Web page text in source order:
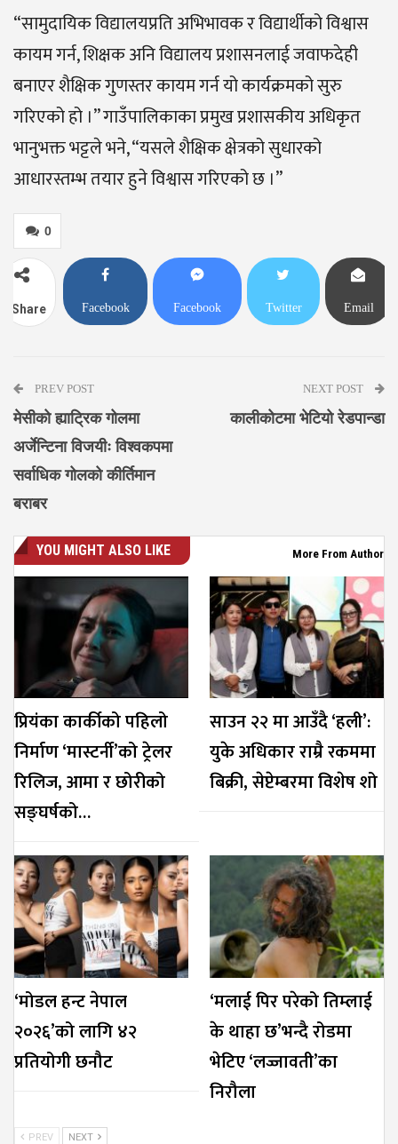
“सामुदायिक विद्यालयप्रति अभिभावक र विद्यार्थीको विश्वास
कायम गर्न, शिक्षक अनि विद्यालय प्रशासनलाई जवाफदेही
बनाएर शैक्षिक गुणस्तर कायम गर्न यो कार्यक्रमको सुरु
गरिएको हो ।” गाउँपालिकाका प्रमुख प्रशासकीय अधिकृत
भानुभक्त भट्टले भने, “यसले शैक्षिक क्षेत्रको सुधारको
आधारस्तम्भ तयार हुने विश्वास गरिएको छ ।”
0
Share Facebook Facebook Twitter Email
PREV POST
मेसीको ह्याट्रिक गोलमा
अर्जेन्टिना विजयीः विश्वकपमा
सर्वाधिक गोलको कीर्तिमान
बराबर
NEXT POST
कालीकोटमा भेटियो रेडपान्डा
YOU MIGHT ALSO LIKE More From Author
प्रियंका कार्कीको पहिलो
निर्माण ‘मास्टर्नी’को ट्रेलर
रिलिज, आमा र छोरीको
सङ्घर्षको…
साउन २२ मा आउँदै ‘हली’:
युके अधिकार राम्रै रकममा
बिक्री, सेप्टेम्बरमा विशेष शो
‘मोडल हन्ट नेपाल
२०२६’को लागि ४२
प्रतियोगी छनौट
‘मलाई पिर परेको तिम्लाई
के थाहा छ’भन्दै रोडमा
भेटिए ‘लज्जावती’का
निरौला
PREV NEXT